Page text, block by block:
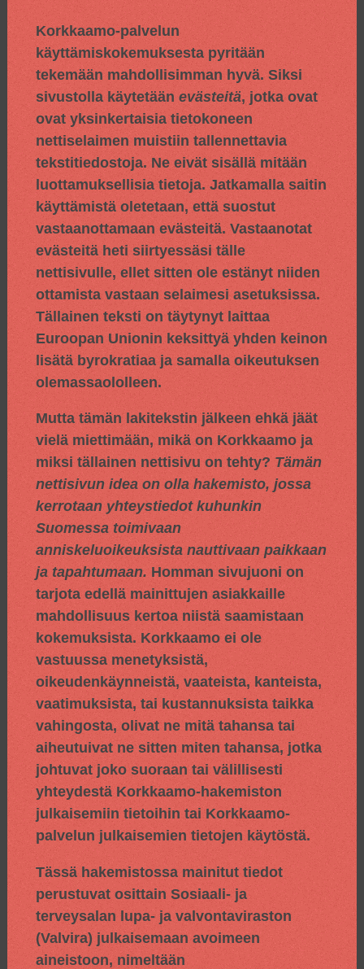
Korkkaamo-palvelun
käyttämiskokemuksesta pyritään
tekemään mahdollisimman hyvä. Siksi
sivustolla käytetään evästeitä, jotka ovat
ovat yksinkertaisia tietokoneen
nettiselaimen muistiin tallennettavia
tekstitiedostoja. Ne eivät sisällä mitään
luottamuksellisia tietoja. Jatkamalla saitin
käyttämistä oletetaan, että suostut
vastaanottamaan evästeitä. Vastaanotat
evästeitä heti siirtyessäsi tälle
nettisivulle, ellet sitten ole estänyt niiden
ottamista vastaan selaimesi asetuksissa.
Tällainen teksti on täytynyt laittaa
Euroopan Unionin keksittyä yhden keinon
lisätä byrokratiaa ja samalla oikeutuksen
olemassaololleen.
Mutta tämän lakitekstin jälkeen ehkä jäät
vielä miettimään, mikä on Korkkaamo ja
miksi tällainen nettisivu on tehty? Tämän
nettisivun idea on olla hakemisto, jossa
kerrotaan yhteystiedot kuhunkin
Suomessa toimivaan
anniskeluoikeuksista nauttivaan paikkaan
ja tapahtumaan. Homman sivujuoni on
tarjota edellä mainittujen asiakkaille
mahdollisuus kertoa niistä saamistaan
kokemuksista. Korkkaamo ei ole
vastuussa menetyksistä,
oikeudenkäynneistä, vaateista, kanteista,
vaatimuksista, tai kustannuksista taikka
vahingosta, olivat ne mitä tahansa tai
aiheutuivat ne sitten miten tahansa, jotka
johtuvat joko suoraan tai välillisesti
yhteydestä Korkkaamo-hakemiston
julkaisemiin tietoihin tai Korkkaamo-
palvelun julkaisemien tietojen käytöstä.
Tässä hakemistossa mainitut tiedot
perustuvat osittain Sosiaali- ja
terveysalan lupa- ja valvontaviraston
(Valvira) julkaisemaan avoimeen
aineistoon, nimeltään